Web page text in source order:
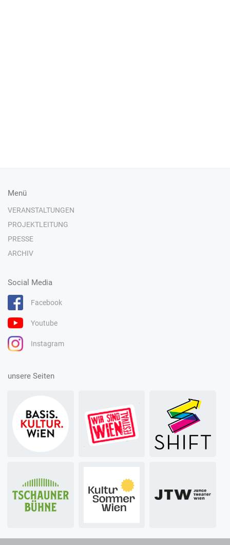
Menü
VERANSTALTUNGEN
PROJEKTLEITUNG
PRESSE
ARCHIV
Social Media
Facebook
Youtube
Instagram
unsere Seiten